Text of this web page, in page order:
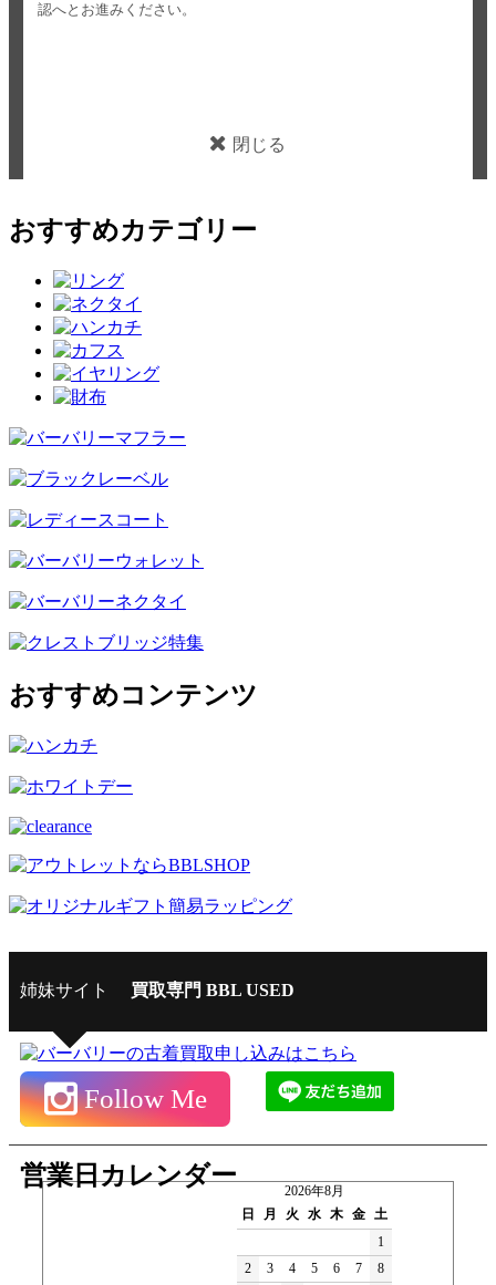
認へとお進みください。
閉じる
おすすめカテゴリー
おすすめコンテンツ
姉妹サイト 買取専門 BBL USED
Follow Me
営業日カレンダー
2026年8月
日
月 火 水 木 金 土
1
2
3 4 5 6 7
8